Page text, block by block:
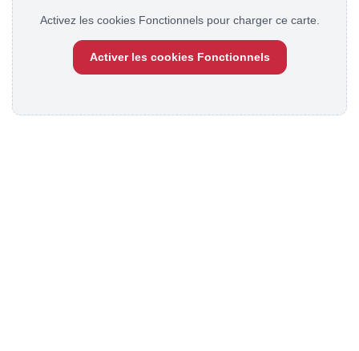
Activez les cookies Fonctionnels pour charger ce carte.
Activer les cookies Fonctionnels